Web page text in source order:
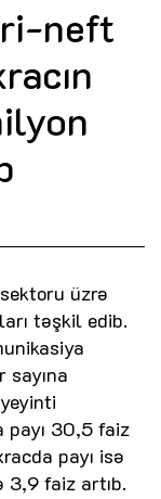
neft
üzrə
təşkil edib.
sayına
payı 30,5 faiz
payı isə
3,9 faiz artıb.